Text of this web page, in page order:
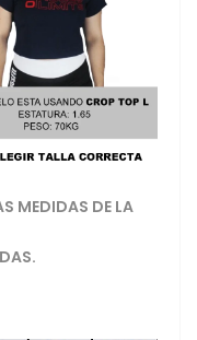
MEDIDAS DE LA